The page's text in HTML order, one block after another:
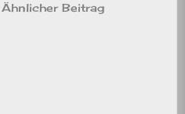
Ähnlicher Beitrag